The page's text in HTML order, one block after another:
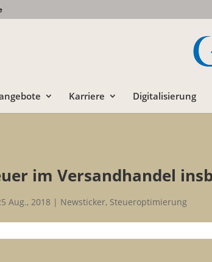
Karriere Digitalisierung
im Versandhandel
Aug., 2018 Newsticker, Steueroptimierung